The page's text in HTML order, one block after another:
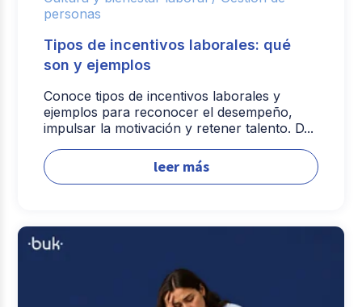
personas
Tipos de incentivos laborales: qué
son y ejemplos
Conoce tipos de incentivos laborales y
ejemplos para reconocer el desempeño,
impulsar la motivación y retener talento. D...
leer más